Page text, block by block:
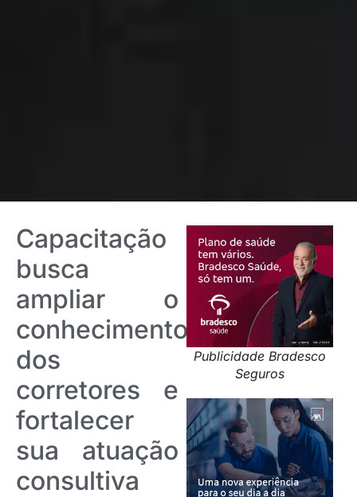
Publicidade Bradesco
Seguros
Capacitação
busca
ampliar o
conhecimento
dos
corretores e
fortalecer
sua atuação
consultiva